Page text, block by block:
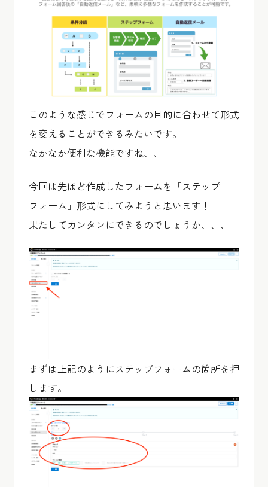
このような感じでフォームの目的に合わせて形式
を変えることができるみたいです。
なかなか便利な機能ですね、、
今回は先ほど作成したフォームを「ステップ
フォーム」形式にしてみようと思います！
果たしてカンタンにできるのでしょうか、、、
まずは上記のようにステップフォームの箇所を押
します。